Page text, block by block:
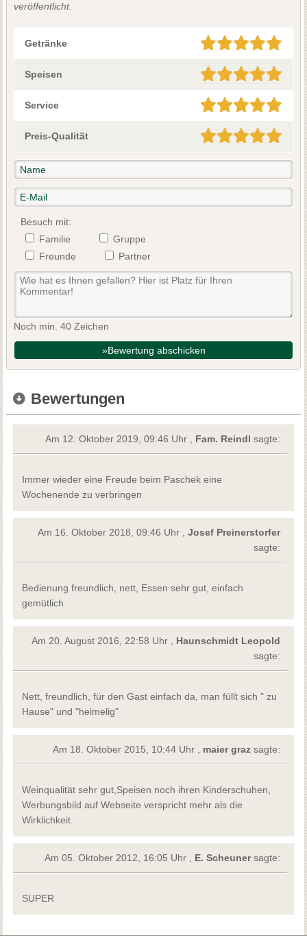
veröffentlicht.
Getränke
Speisen
Service
Preis-Qualität
Besuch mit:
Familie
Gruppe
Freunde
Partner
Noch min. 40 Zeichen
»Bewertung abschicken
Bewertungen
Am 12. Oktober 2019, 09:46 Uhr , Fam. Reindl sagte:
Immer wieder eine Freude beim Paschek eine
Wochenende zu verbringen
Am 16. Oktober 2018, 09:46 Uhr ,Josef Preinerstorfer
sagte:
Bedienung freundlich, nett, Essen sehr gut, einfach
gemütlich
Am 20. August 2016, 22:58 Uhr , Haunschmidt Leopold
sagte:
Nett, freundlich, für den Gast einfach da, man füllt sich " zu
Hause" und "heimelig"
Am 18. Oktober 2015, 10:44 Uhr , maier graz sagte:
Weinqualität sehr gut,Speisen noch ihren Kinderschuhen,
Werbungsbild auf Webseite verspricht mehr als die
Wirklichkeit.
Am 05. Oktober 2012, 16:05 Uhr , E. Scheunersagte:
SUPER